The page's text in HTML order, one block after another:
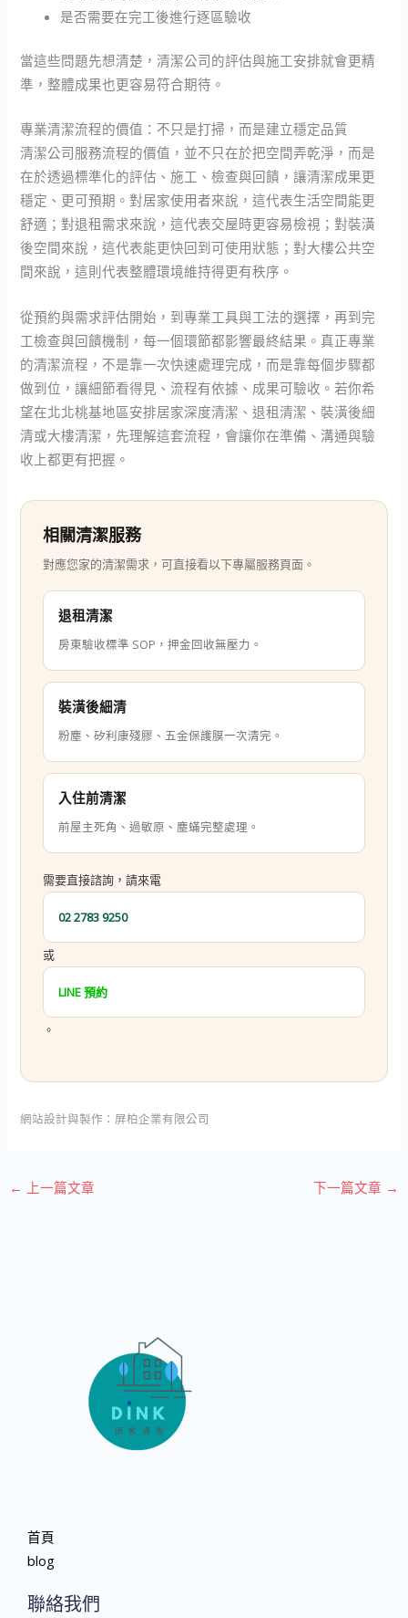
是否需要在完工後進行逐區驗收
當這些問題先想清楚，清潔公司的評估與施工安排就會更精
準，整體成果也更容易符合期待。
專業清潔流程的價值：不只是打掃，而是建立穩定品質
清潔公司服務流程的價值，並不只在於把空間弄乾淨，而是
在於透過標準化的評估、施工、檢查與回饋，讓清潔成果更
穩定、更可預期。對居家使用者來說，這代表生活空間能更
舒適；對退租需求來說，這代表交屋時更容易檢視；對裝潢
後空間來說，這代表能更快回到可使用狀態；對大樓公共空
間來說，這則代表整體環境維持得更有秩序。
從預約與需求評估開始，到專業工具與工法的選擇，再到完
工檢查與回饋機制，每一個環節都影響最終結果。真正專業
的清潔流程，不是靠一次快速處理完成，而是靠每個步驟都
做到位，讓細節看得見、流程有依據、成果可驗收。若你希
望在北北桃基地區安排居家深度清潔、退租清潔、裝潢後細
清或大樓清潔，先理解這套流程，會讓你在準備、溝通與驗
收上都更有把握。
相關清潔服務
對應您家的清潔需求，可直接看以下專屬服務頁面。
退租清潔
房東驗收標準 SOP，押金回收無壓力。
裝潢後細清
粉塵、矽利康殘膠、五金保護膜一次清完。
入住前清潔
前屋主死角、過敏原、塵蟎完整處理。
需要直接諮詢，請來電
02 2783 9250
或
LINE 預約
。
網站設計與製作： 屏柏企業有限公司
← 上一篇文章 下一篇文章 →
首頁
blog
聯絡我們